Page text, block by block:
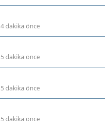
4 dakika önce
5 dakika önce
5 dakika önce
5 dakika önce